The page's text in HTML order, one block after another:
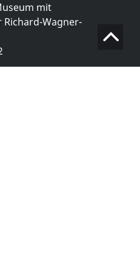
mit
Wagner-